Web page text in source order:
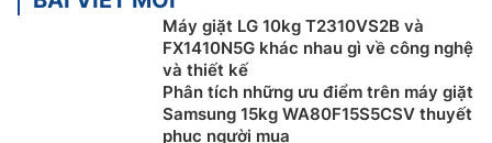
Máy giặt LG 10kg T2310VS2B và
FX1410N5G khác nhau gì về công nghệ
và thiết kế
Phân tích những ưu điểm trên máy giặt
Samsung 15kg WA80F15S5CSV thuyết
phục người mua